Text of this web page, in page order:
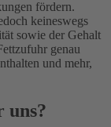
fördern.
keineswegs
sowie der Gehalt
genau
und mehr,
uns?